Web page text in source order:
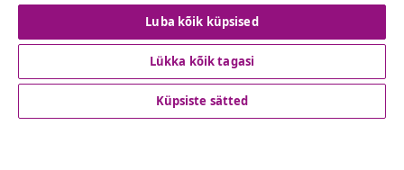
© 2008-2026 vidaXL www.vidaxl.ee on vidaXL Marketplace
Luba kõik küpsised
Lükka kõik tagasi
Küpsiste sätted